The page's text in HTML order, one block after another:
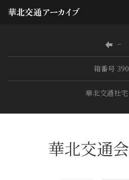
−
箱番号
華北交通社宅
華北交通